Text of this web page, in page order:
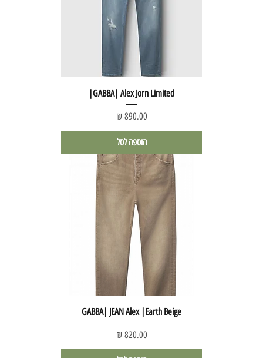
GABBA| Alex Jorn Limited|
מחיר
הוספה לסל
GABBA| JEAN Alex |Earth Beige
מחיר